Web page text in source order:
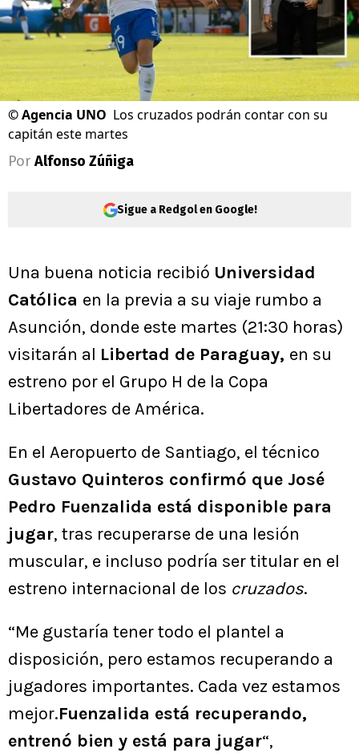
©Agencia UNO Los cruzados podrán contar con su
capitán este martes
Por Alfonso Zúñiga
Sigue a Redgol en Google!
Una buena noticia recibió Universidad
Católica en la previa a su viaje rumbo a
Asunción, donde este martes (21:30 horas)
visitarán al Libertad de Paraguay, en su
estreno por el Grupo H de la Copa
Libertadores de América.
En el Aeropuerto de Santiago, el técnico
Gustavo Quinteros confirmó que José
Pedro Fuenzalida está disponible para
jugar, tras recuperarse de una lesión
muscular, e incluso podría ser titular en el
estreno internacional de los cruzados.
“Me gustaría tener todo el plantel a
disposición, pero estamos recuperando a
jugadores importantes. Cada vez estamos
mejor.Fuenzalida está recuperando,
entrenó bien y está para jugar“,